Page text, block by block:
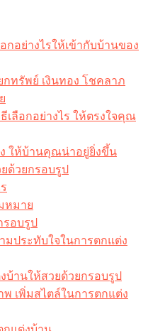
กอย่างไรให้เข้ากับบ้านของ
ทรัพย์ เงินทอง โชคลาภ
ลือกอย่างไร ให้ตรงใจคุณ
ง ให้บ้านคุณน่าอยู่ยิ่งขึ้น
ด้วยกรอบรูป
หมาย
รอบรูป
ประทับใจในการตกแต่ง
บ้านให้สวยด้วยกรอบรูป
เพิ่มสไตล์ในการตกแต่ง